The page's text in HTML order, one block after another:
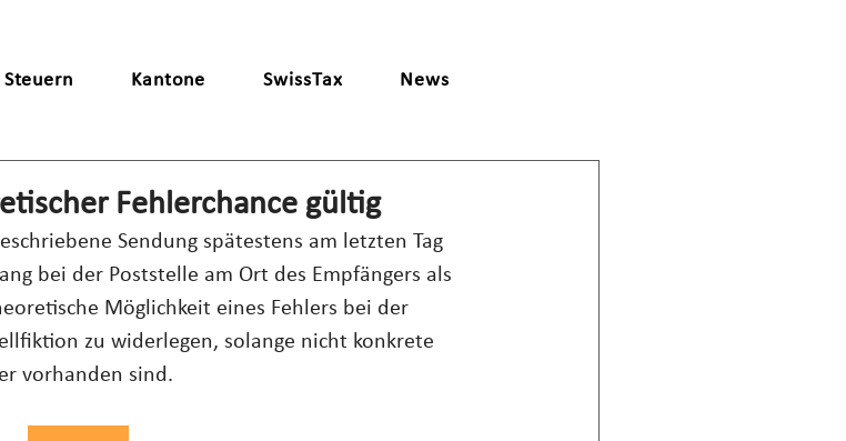
Steuern Kantone SwissTax News
Fehlerchance gültig
Sendung spätestens am letzten Tag
bei der Poststelle am Ort des Empfängers als
Möglichkeit eines Fehlers bei der
zu widerlegen, solange nicht konkrete
vorhanden sind.